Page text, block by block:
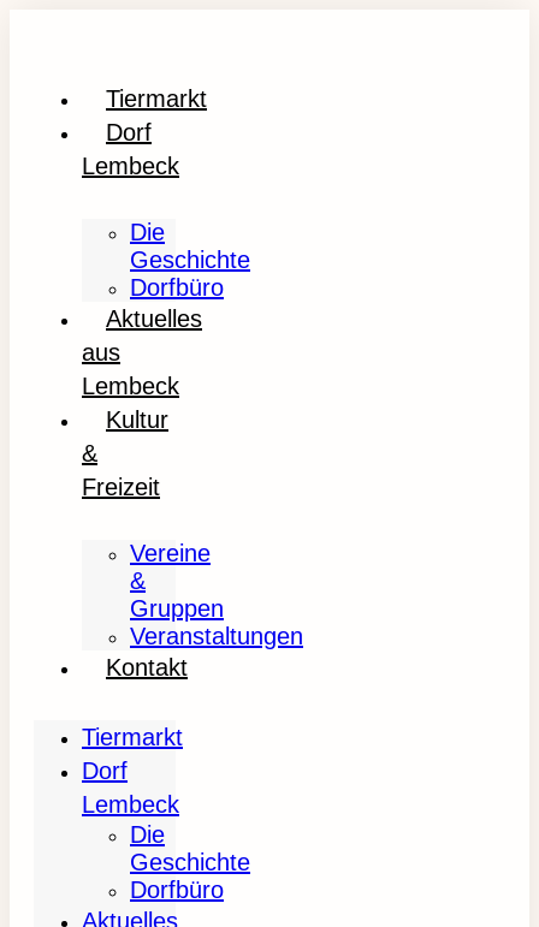
Tiermarkt
Dorf
Lembeck
Die
Geschichte
Dorfbüro
Aktuelles
aus
Lembeck
Kultur
&
Freizeit
Vereine
&
Gruppen
Veranstaltungen
Kontakt
Tiermarkt
Dorf
Lembeck
Die
Geschichte
Dorfbüro
Aktuelles